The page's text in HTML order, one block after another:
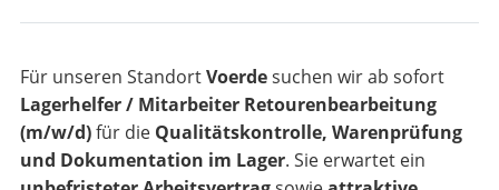
Für unseren StandortVoerdesuchen wir ab sofort
Lagerhelfer / Mitarbeiter Retourenbearbeitung
(m/w/d)für die Qualitätskontrolle, Warenprüfung
und Dokumentation im Lager. Sie erwartet ein